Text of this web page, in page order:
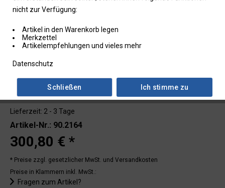
Lieferzeit: 2 - 3 Tage
Artikel-Nr.: 90.2164
300,80 € *
* Preise zzgl. gesetzlicher MwSt. und Versandkosten
Preise in Klammern inkl. MwSt.:
Fragen zum Artikel?
nicht zur Verfügung:
Artikel in den Warenkorb legen
Merkzettel
Artikelempfehlungen und vieles mehr
Datenschutz
Ich stimme zu
Schließen